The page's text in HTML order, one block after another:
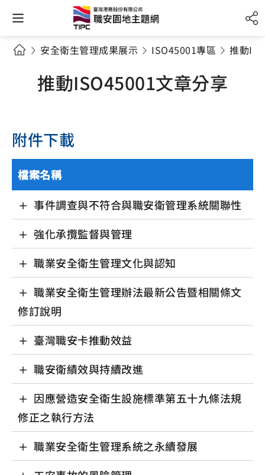
安全衛生管理成果展示 ISO45001專區 推動
推動ISO45001文章分享
附件下載
檔案名稱
事件調查與不符合與職安衛管理系統關聯性
強化承攬監督與管理
職業安全衛生管理文化與認知
職業安全衛生管理辦法最新公告暨相關條文
修訂說明
臺灣職安卡推動效益
職安衛績效與持續改進
因應營造安全衛生設施標準第五十九條法規
修正之執行方法
職業安全衛生管理系統之永續發展